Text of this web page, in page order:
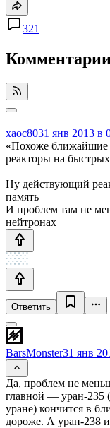
321
xaoc8031 янв 2013 в
«Похоже ближайшие
реакторы на
Ну действующий
память
И проблем там не
нейтронах
Ответить
BarsMonster31 янв
Да, проблем не
главной — уран-235
уране) кончится в
дороже. А уран-238